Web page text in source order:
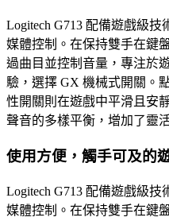
Logitech G713 配備遊戲級
媒體控制。在保持雙手在鍵
過曲目並控制音量，專注於
驗，選擇 GX 機械式開關。
性開關則在遊戲中平滑且安
聲音的多樣平衡，增加了靈
使用方便，觸手可及的
Logitech G713 配備遊戲級
媒體控制。在保持雙手在鍵